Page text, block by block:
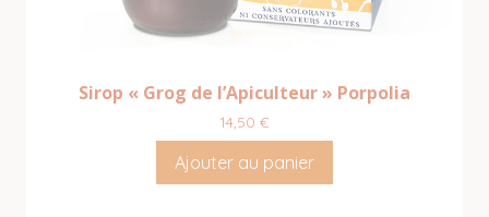
Sirop « Grog de l’Apiculteur » Porpolia
14,50 €
Ajouter au panier